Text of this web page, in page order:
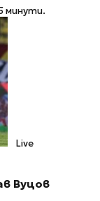
минути.
Live
Вуцов